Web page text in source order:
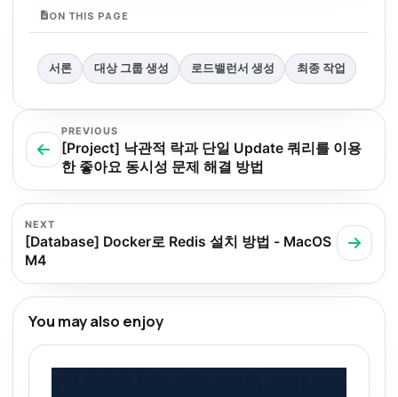
ON THIS PAGE
서론 대상 그룹 생성 로드밸런서 생성 최종 작업
PREVIOUS
[Project] 낙관적 락과 단일 Update 쿼리를 이용
한 좋아요 동시성 문제 해결 방법
NEXT
[Database] Docker로 Redis 설치 방법 - MacOS
M4
You may also enjoy